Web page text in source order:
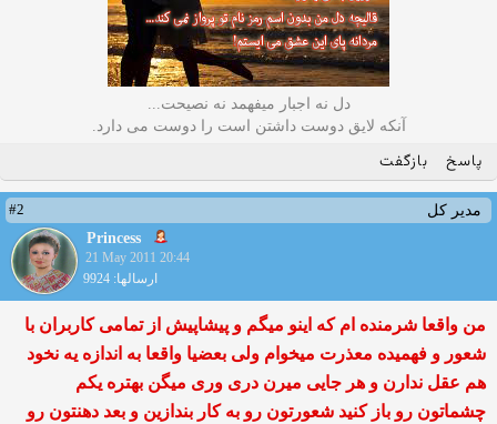
دل نه اجبار میفهمد نه نصیحت...
آنکه لایق دوست داشتن است را دوست می دارد.
پاسخ بازگفت
مدیر کل
#2
Princess
21 May 2011 20:44
ارسالها: 9924
من واقعا شرمنده ام كه اینو میگم و پیشاپیش از تمامی كاربران با
شعور و فهمیده معذرت میخوام ولی بعضیا واقعا به اندازه یه نخود
هم عقل ندارن و هر جایی میرن دری وری میگن بهتره یكم
چشماتون رو باز كنید شعورتون رو به كار بندازین و بعد دهنتون رو